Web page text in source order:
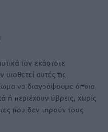
τον εκάστοτε
αυτές τις
να διαγράψουμε όποια
ή περιέχουν ύβρεις, χωρίς
που δεν τηρούν τους